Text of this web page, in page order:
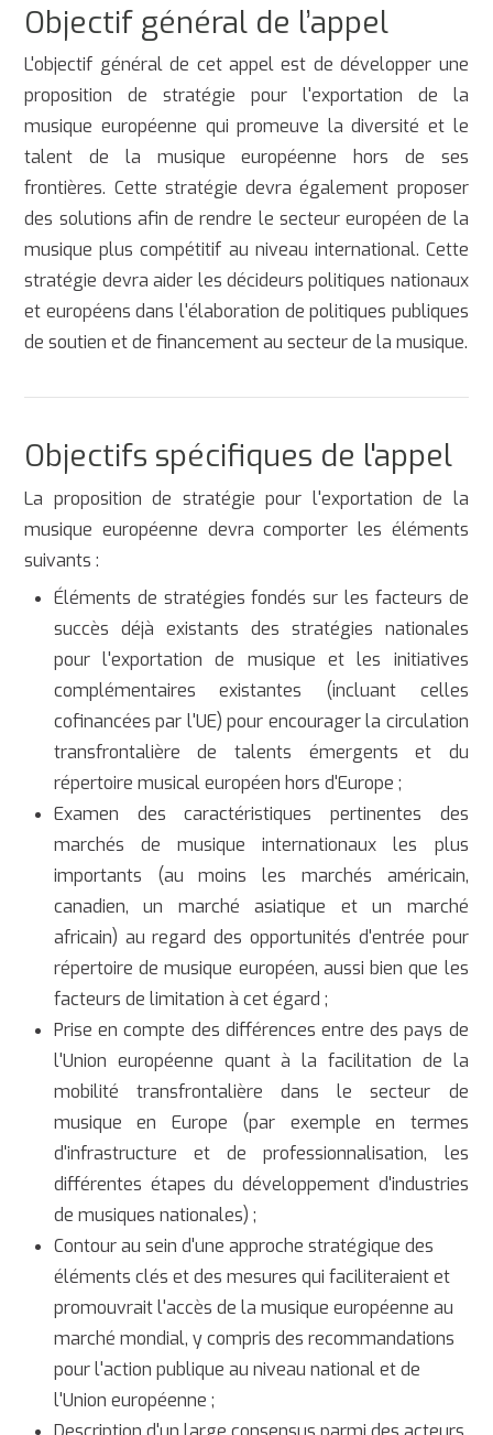
Objectif général de l’appel
L'objectif général de cet appel est de développer une
proposition de stratégie pour l'exportation de la
musique européenne qui promeuve la diversité et le
talent de la musique européenne hors de ses
frontières. Cette stratégie devra également proposer
des solutions afin de rendre le secteur européen de la
musique plus compétitif au niveau international. Cette
stratégie devra aider les décideurs politiques nationaux
et européens dans l'élaboration de politiques publiques
de soutien et de financement au secteur de la musique.
Objectifs spécifiques de l'appel
La proposition de stratégie pour l'exportation de la
musique européenne devra comporter les éléments
suivants :
Éléments de stratégies fondés sur les facteurs de
succès déjà existants des stratégies nationales
pour l'exportation de musique et les initiatives
complémentaires existantes (incluant celles
cofinancées par l'UE) pour encourager la circulation
transfrontalière de talents émergents et du
répertoire musical européen hors d'Europe ;
Examen des caractéristiques pertinentes des
marchés de musique internationaux les plus
importants (au moins les marchés américain,
canadien, un marché asiatique et un marché
africain) au regard des opportunités d'entrée pour
répertoire de musique européen, aussi bien que les
facteurs de limitation à cet égard ;
Prise en compte des différences entre des pays de
l'Union européenne quant à la facilitation de la
mobilité transfrontalière dans le secteur de
musique en Europe (par exemple en termes
d'infrastructure et de professionnalisation, les
différentes étapes du développement d'industries
de musiques nationales) ;
Contour au sein d'une approche stratégique des
éléments clés et des mesures qui faciliteraient et
promouvrait l'accès de la musique européenne au
marché mondial, y compris des recommandations
pour l'action publique au niveau national et de
l'Union européenne ;